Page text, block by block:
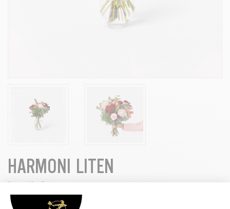
HARMONI LITEN
Harmoni-liten_3
En bukett som andas balans och elegans. Med mjuka toner av vinrött